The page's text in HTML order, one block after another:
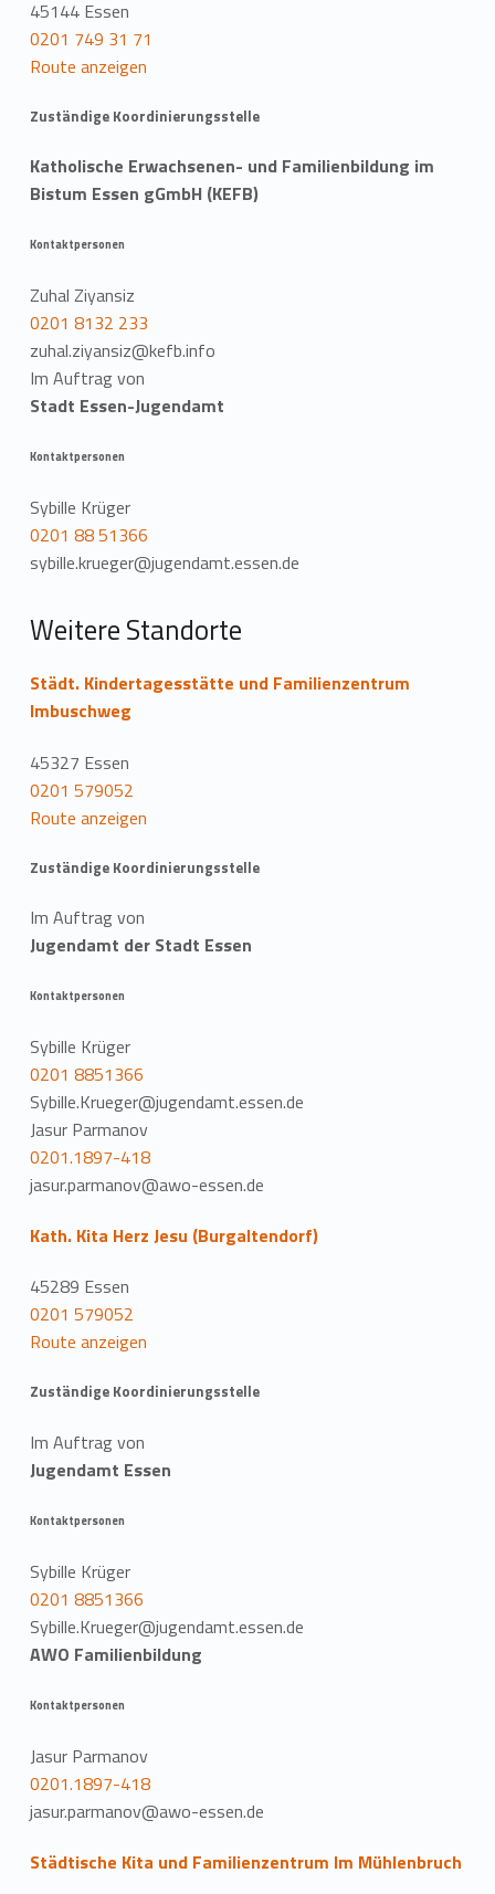
a
t
i
o
n
45144 Essen
0201 749 31 71
Route anzeigen
Zuständige Koordinierungsstelle
Katholische Erwachsenen- und Familienbildung im
Bistum Essen gGmbH (KEFB)
Kontaktpersonen
Zuhal Ziyansiz
0201 8132 233
zuhal.ziyansiz@kefb.info
Im Auftrag von
Stadt Essen-Jugendamt
Kontaktpersonen
Sybille Krüger
0201 88 51366
sybille.krueger@jugendamt.essen.de
Weitere Standorte
Städt. Kindertagesstätte und Familienzentrum
Imbuschweg
45327 Essen
0201 579052
Route anzeigen
Zuständige Koordinierungsstelle
Im Auftrag von
Jugendamt der Stadt Essen
Kontaktpersonen
Sybille Krüger
0201 8851366
Sybille.Krueger@jugendamt.essen.de
Jasur Parmanov
0201.1897-418
jasur.parmanov@awo-essen.de
Kath. Kita Herz Jesu (Burgaltendorf)
45289 Essen
0201 579052
Route anzeigen
Zuständige Koordinierungsstelle
Im Auftrag von
Jugendamt Essen
Kontaktpersonen
Sybille Krüger
0201 8851366
Sybille.Krueger@jugendamt.essen.de
AWO Familienbildung
Kontaktpersonen
Jasur Parmanov
0201.1897-418
jasur.parmanov@awo-essen.de
Städtische Kita und Familienzentrum Im Mühlenbruch